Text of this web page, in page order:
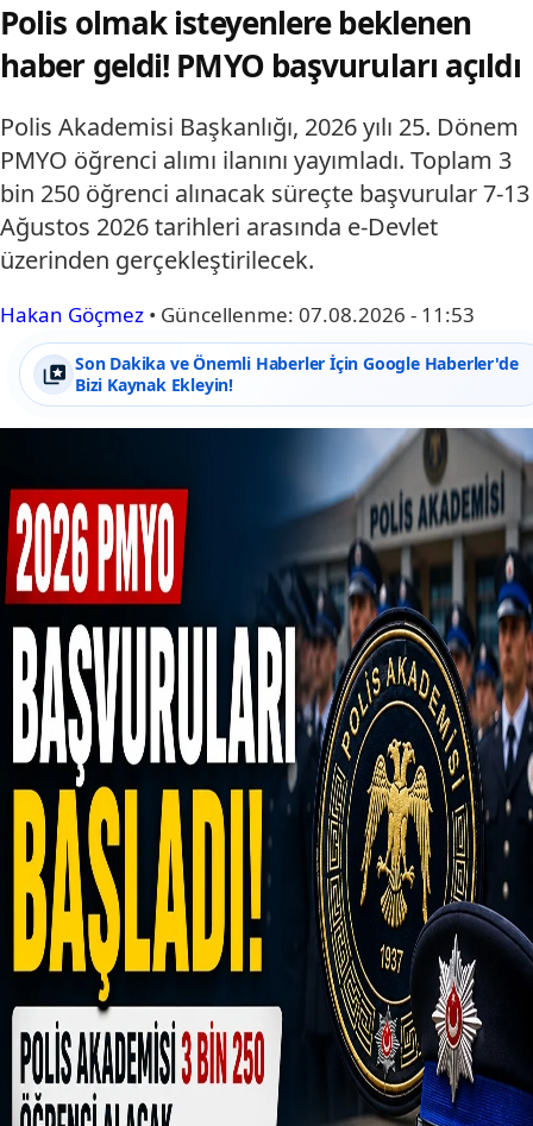
Polis olmak isteyenlere beklenen
haber geldi! PMYO başvuruları açıldı
Polis Akademisi Başkanlığı, 2026 yılı 25. Dönem
PMYO öğrenci alımı ilanını yayımladı. Toplam 3
bin 250 öğrenci alınacak süreçte başvurular 7-13
Ağustos 2026 tarihleri arasında e-Devlet
üzerinden gerçekleştirilecek.
Hakan Göçmez • Güncellenme: 07.08.2026 - 11:53
Son Dakika ve Önemli Haberler İçin Google Haberler'de
Bizi Kaynak Ekleyin!